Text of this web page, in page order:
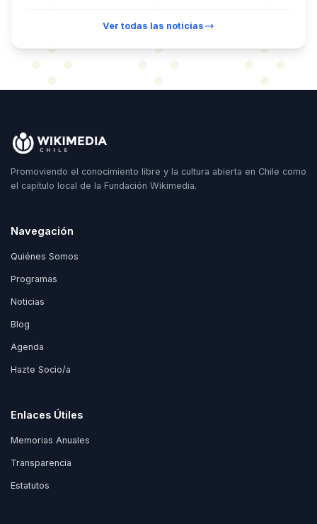
Ver todas las noticias
Promoviendo el conocimiento libre y la cultura abierta en Chile como
el capítulo local de la Fundación Wikimedia.
Navegación
Quiénes Somos
Programas
Noticias
Blog
Agenda
Hazte Socio/a
Enlaces Útiles
Memorias Anuales
Transparencia
Estatutos